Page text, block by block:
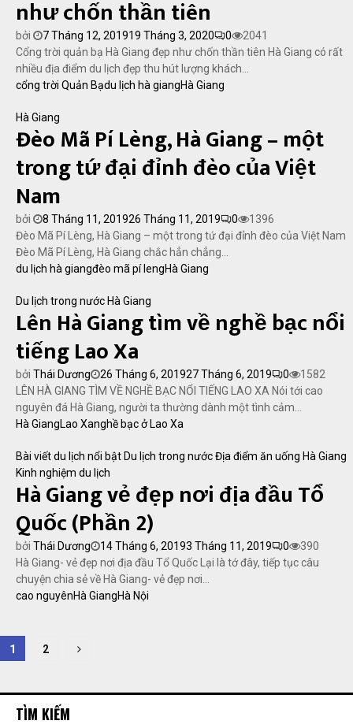
như chốn thần tiên
bởi 7 Tháng 12, 201919 Tháng 3, 2020 0
2041
Cổng trời quản bạ Hà Giang đẹp như chốn thần tiên Hà Giang có rất
nhiều địa điểm du lịch đẹp thu hút lượng khách...
cổng trời Quản Bạdu lịch hà giangHà Giang
Hà Giang
Đèo Mã Pí Lèng, Hà Giang – một
trong tứ đại đỉnh đèo của Việt
Nam
bởi 8 Tháng 11, 201926 Tháng 11, 2019 0
1396
Đèo Mã Pí Lèng, Hà Giang – một trong tứ đại đỉnh đèo của Việt Nam
Đèo Mã Pí Lèng, Hà Giang chắc hẳn chẳng...
du lịch hà giangđèo mã pí lengHà Giang
Du lịch trong nước Hà Giang
Lên Hà Giang tìm về nghề bạc nổi
tiếng Lao Xa
bởi Thái Dương 26 Tháng 6, 201927 Tháng 6, 2019 0
1582
LÊN HÀ GIANG TÌM VỀ NGHỀ BẠC NỔI TIẾNG LAO XA Nói tới cao
nguyên đá Hà Giang, người ta thường dành một tình cảm...
Hà GiangLao Xanghề bạc ở Lao Xa
Bài viết du lịch nổi bật Du lịch trong nướcĐịa điểm ăn uống Hà Giang
Kinh nghiệm du lịch
Hà Giang vẻ đẹp nơi địa đầu Tổ
Quốc (Phần 2)
bởi Thái Dương 14 Tháng 6, 20193 Tháng 11, 2019 0
390
Hà Giang- vẻ đẹp nơi địa đầu Tổ Quốc Lại là tớ đây, tiếp tục câu
chuyện chia sẻ về Hà Giang- vẻ đẹp nơi...
cao nguyênHà GiangHà Nội
Phân
bài
1 2
TÌM KIẾM